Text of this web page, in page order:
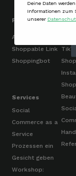
Produkte
AI Content Kit
Shoppable Link
Shoppingbot
Services
Social
Commerce as a
Service
Prozessen ein
Gesicht geben
Workshop:
Deine Daten
Informationen zum
unserer